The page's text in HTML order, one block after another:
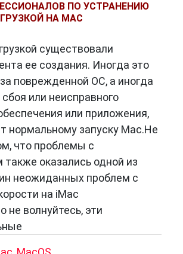
ПО УСТРАНЕНИЮ
НА MAC
существовали
ее создания. Иногда это
поврежденной ОС, а иногда
сбоя или неисправного
или приложения,
нормальному запуску Mac.Не
что проблемы с
оказались одной из
неожиданных проблем с
на iMac
не волнуйтесь, эти